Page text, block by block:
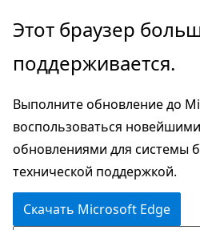
Пропустить
перейти
основному
содержимому
Этот браузер
поддерживается.
Выполните обновление до
воспользоваться
обновлениями для системы
технической поддержкой.
Скачать Microsoft Edge